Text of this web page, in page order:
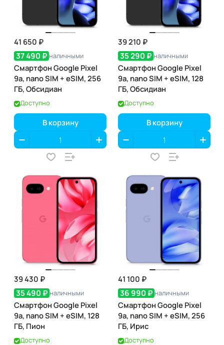
41 650 ₽
37 490 ₽ наличными
Смартфон Google Pixel
9a, nano SIM + eSIM, 256
ГБ, Обсидиан
Доступно
В корзину
39 210 ₽
35 290 ₽ наличными
Смартфон Google Pixel
9a, nano SIM + eSIM, 128
ГБ, Обсидиан
Доступно
В корзину
39 430 ₽
35 490 ₽ наличными
Смартфон Google Pixel
9a, nano SIM + eSIM, 128
ГБ, Пион
Доступно
41 100 ₽
36 990 ₽ наличными
Смартфон Google Pixel
9a, nano SIM + eSIM, 256
ГБ, Ирис
Доступно